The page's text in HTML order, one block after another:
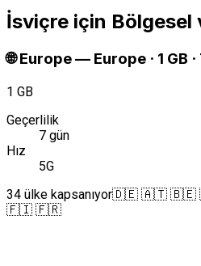
İsviçre için Bölgesel
🌐 Europe— Europe · 1 GB
1 GB
Geçerlilik
7 gün
Hız
5G
34 ülke kapsanıyor🇩🇪 🇦🇹 🇧🇪
🇫🇮 🇫🇷